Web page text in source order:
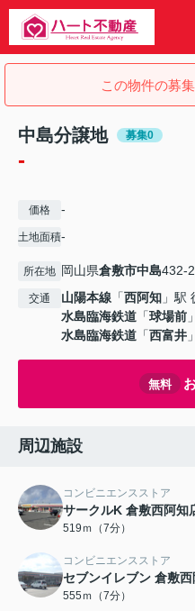
この物件の募
中島分譲地 募集0
-
価格 -
土地面積-
所在地 岡山県倉敷市中島432-
交通 山陽本線 「西阿知 」駅
水島臨海鉄道 「球場前
水島臨海鉄道 「西富井
無料
周辺施設
コンビニエンスストア
サークルK 倉敷西阿知
519ｍ（7分）
コンビニエンスストア
セブンイレブン 倉敷
555ｍ（7分）